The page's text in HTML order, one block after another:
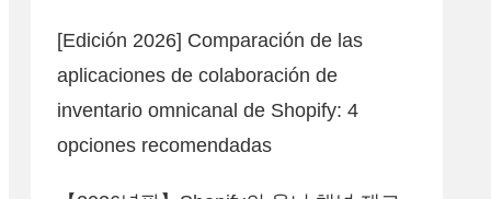
[Edición 2026] Comparación de las
aplicaciones de colaboración de
inventario omnicanal de Shopify: 4
opciones recomendadas